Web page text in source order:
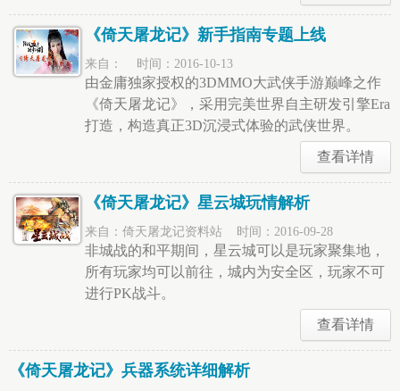
《倚天屠龙记》新手指南专题上线
来自： 时间：2016-10-13
由金庸独家授权的3DMMO大武侠手游巅峰之作
《倚天屠龙记》，采用完美世界自主研发引擎Era
打造，构造真正3D沉浸式体验的武侠世界。
查看详情
《倚天屠龙记》星云城玩情解析
来自：倚天屠龙记资料站 时间：2016-09-28
非城战的和平期间，星云城可以是玩家聚集地，
所有玩家均可以前往，城内为安全区，玩家不可
进行PK战斗。
查看详情
《倚天屠龙记》兵器系统详细解析